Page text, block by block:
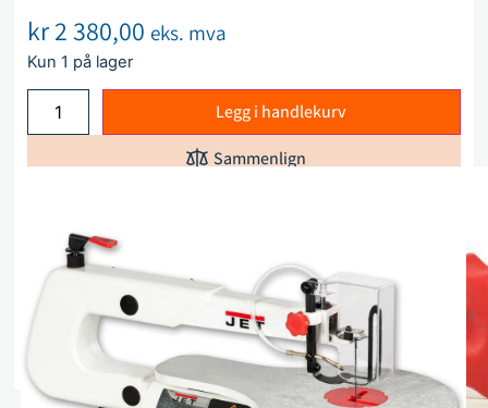
kr2 380,00 eks. mva
Kun 1 på lager
Legg i handlekurv
Sammenlign
Beskrivelse
Spesifikasjoner